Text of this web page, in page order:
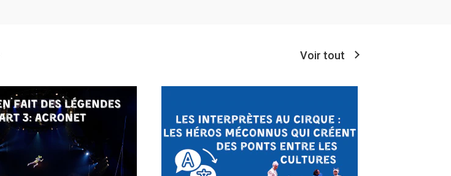
Voir tout